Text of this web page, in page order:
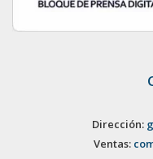
Dirección:
Ventas: